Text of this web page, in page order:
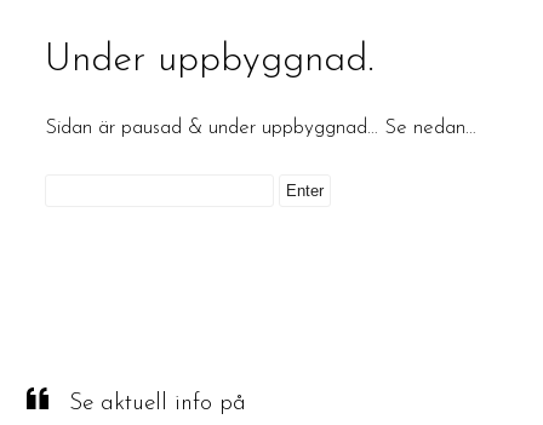
Under uppbyggnad.
Sidan är pausad & under uppbyggnad… Se nedan…
Se aktuell info på